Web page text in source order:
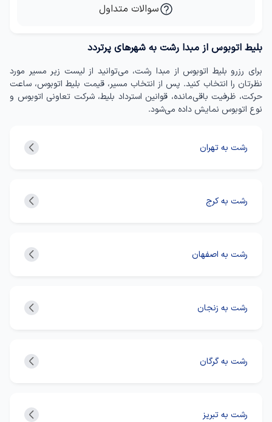
سوالات متداول
بلیط اتوبوس از مبدا رشت به شهرهای پرتردد
برای رزرو بلیط اتوبوس از مبدا رشت، می‌توانید از لیست زیر مسیر مورد
نظرتان را انتخاب کنید. پس از انتخاب مسیر، قیمت بلیط اتوبوس، ساعت
حرکت، ظرفیت باقی‌مانده، قوانین استرداد بلیط، شرکت تعاونی اتوبوس و
نوع اتوبوس نمایش داده می‌شود.
رشت به تهران
رشت به کرج
رشت به اصفهان
رشت به زنجان
رشت به گرگان
رشت به تبریز